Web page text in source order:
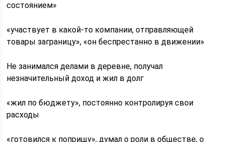
состоянием»
«участвует в какой-то компании, отправляющей
товары заграницу», «он беспрестанно в движении»
Не занимался делами в деревне, получал
незначительный доход и жил в долг
«жил по бюджету», постоянно контролируя свои
расходы
«готовился к поприщу», думал о роли в обществе, о